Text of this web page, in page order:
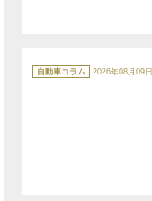
テ
ゴ
自動車コラム 2026年08月09日